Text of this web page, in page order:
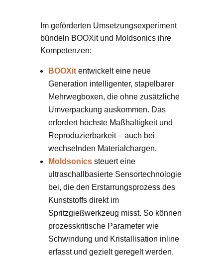
Im geförderten Umsetzungsexperiment
bündeln BOOXit und Moldsonics ihre
Kompetenzen:
BOOXit entwickelt eine neue
Generation intelligenter, stapelbarer
Mehrwegboxen, die ohne zusätzliche
Umverpackung auskommen. Das
erfordert höchste Maßhaltigkeit und
Reproduzierbarkeit – auch bei
wechselnden Materialchargen.
Moldsonics steuert eine
ultraschallbasierte Sensortechnologie
bei, die den Erstarrungsprozess des
Kunststoffs direkt im
Spritzgießwerkzeug misst. So können
prozesskritische Parameter wie
Schwindung und Kristallisation inline
erfasst und gezielt geregelt werden.